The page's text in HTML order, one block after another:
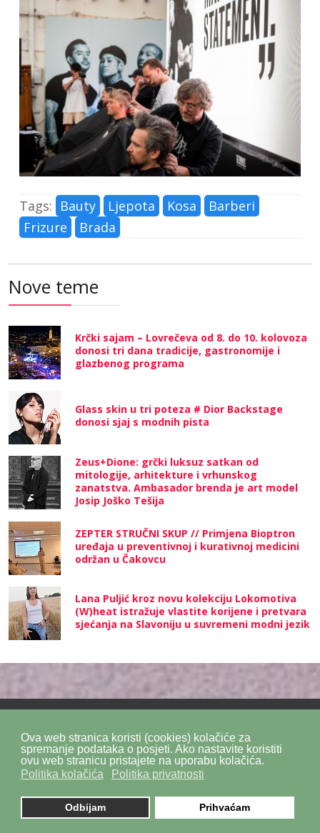
Ova web stranica koristi (cookies) kolačiće za
spremanje podataka o posjeti. Ako nastavite koristiti
ovu web stranicu pristajete na uporabu kolačića.
Politika kolačića
Politika privatnosti
Odbijam Prihvaćam
Tags: Bauty Ljepota Kosa
Barberi
Frizure
Brada
Nove teme
Krčki sajam – Lovrečeva od 8. do 10. kolovoza
donosi tri dana tradicije, gastronomije i
glazbenog programa
Glass skin u tri poteza # Dior Backstage
donosi sjaj s modnih pista
Zeus+Dione: grčki luksuz satkan od
mitologije, arhitekture i vrhunskog
zanatstva. Ambasador brenda je art model
Josip Joško Tešija
ZEPTER STRUČNI SKUP // Primjena Bioptron
uređaja u preventivnoj i kurativnoj medicini
održan u Čakovcu
Lana Puljić kroz novu kolekciju Lokomotiva
(W)heat istražuje vlastite korijene i pretvara
sjećanja na Slavoniju u suvremeni modni jezik
Politika privatnosti Politika kolačića SiteMap
Impressum Kontakt DPZ Consulting
© 2026. byznaor.com